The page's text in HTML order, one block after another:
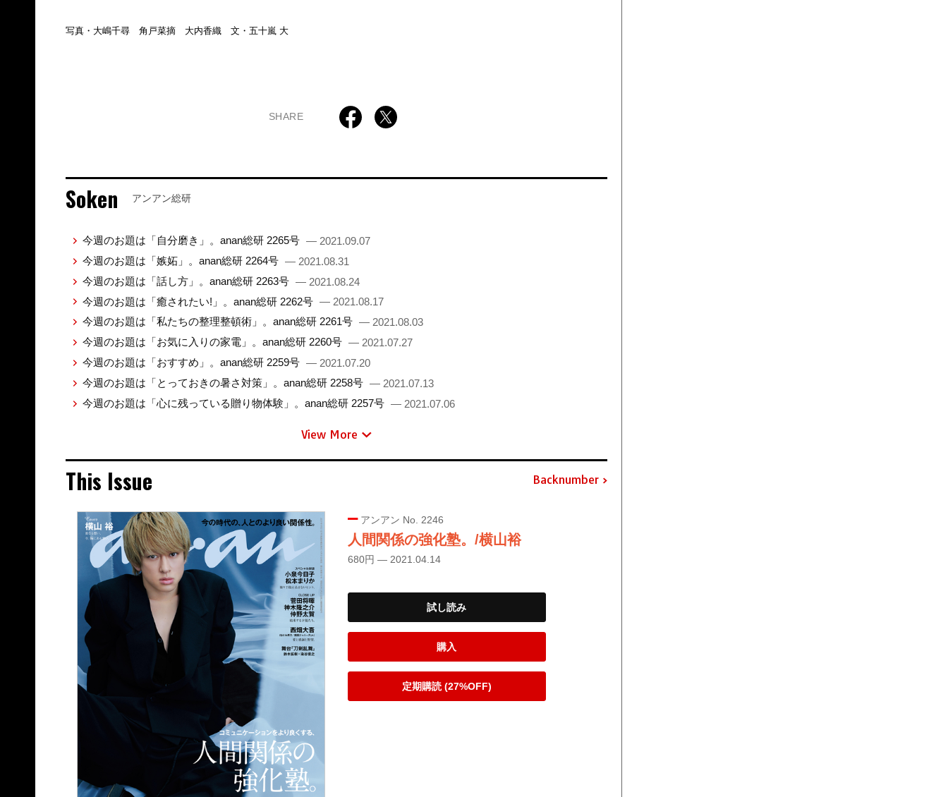
写真・大嶋千尋 角戸菜摘 大内香織 文・五十嵐 大
SHARE
Soken アンアン総研
今週のお題は「自分磨き」。anan総研 2265号 — 2021.09.07
今週のお題は「嫉妬」。anan総研 2264号 — 2021.08.31
今週のお題は「話し方」。anan総研 2263号 — 2021.08.24
今週のお題は「癒されたい!」。anan総研 2262号 — 2021.08.17
今週のお題は「私たちの整理整頓術」。anan総研 2261号 — 2021.08.03
今週のお題は「お気に入りの家電」。anan総研 2260号 — 2021.07.27
今週のお題は「おすすめ」。anan総研 2259号 — 2021.07.20
今週のお題は「とっておきの暑さ対策」。anan総研 2258号 — 2021.07.13
今週のお題は「心に残っている贈り物体験」。anan総研 2257号 — 2021.07.06
View More
This Issue Backnumber
アンアン No. 2246
人間関係の強化塾。/横山裕
680円 — 2021.04.14
試し読み
購入
定期購読 (27%OFF)